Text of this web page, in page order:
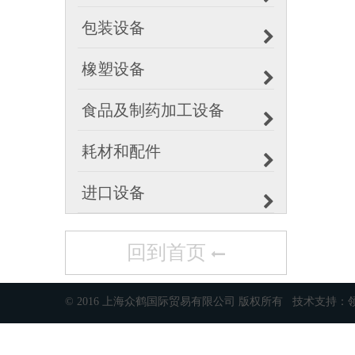
包装设备
橡塑设备
食品及制药加工设备
耗材和配件
进口设备
回到首页
© 2016 上海众鹤国际贸易有限公司 版权所有 技术支持：